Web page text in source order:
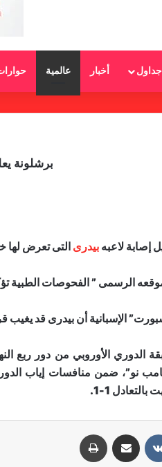
جداول أخبار عالمية
برشلونة
إصابة لاعبه بيدرى التى تعرض لها
الرسمى ” الفحوصات الطبية
وهو ما يعني انتهاء موسم اللاعب إذ يتبقى للفريق 8 مباريات وجميعها في الدوري
نو”، ضمن منافسات إياب الدور
1-1.